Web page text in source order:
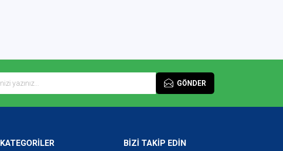
GÖNDER
KATEGORİLER BİZİ TAKİP EDİN